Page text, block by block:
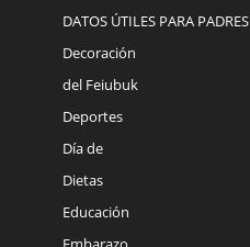
DATOS ÚTILES PARA PADRES
Decoración
del Feiubuk
Deportes
Día de
Dietas
Educación